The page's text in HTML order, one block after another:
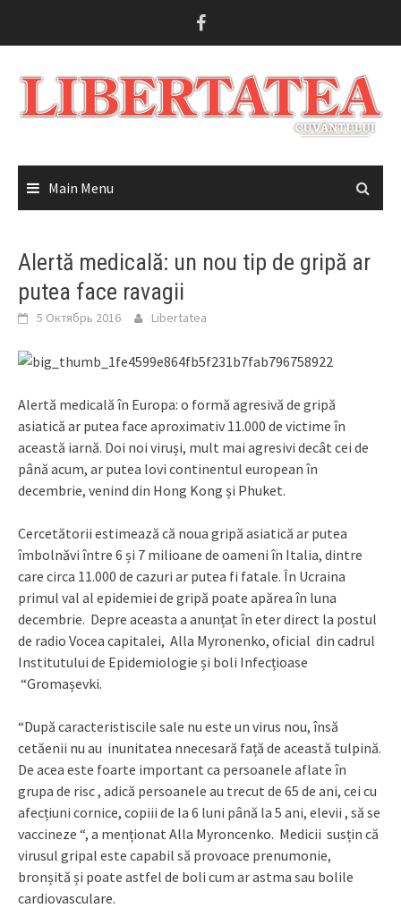
Main Menu
Alertă medicală: un nou tip de gripă ar
putea face ravagii
5 Октябрь 2016 Libertatea
Alertă medicală în Europa: o formă agresivă de gripă
asiatică ar putea face aproximativ 11.000 de victime în
această iarnă. Doi noi viruși, mult mai agresivi decât cei de
până acum, ar putea lovi continentul european în
decembrie, venind din Hong Kong și Phuket.
Cercetătorii estimează că noua gripă asiatică ar putea
îmbolnăvi între 6 și 7 milioane de oameni în Italia, dintre
care circa 11.000 de cazuri ar putea fi fatale. În Ucraina
primul val al epidemiei de gripă poate apărea în luna
decembrie. Depre aceasta a anunțat în eter direct la postul
de radio Vocea capitalei, Alla Myronenko, oficial din cadrul
Institutului de Epidemiologie și boli Infecțioase
“Gromașevki.
“După caracteristiscile sale nu este un virus nou, însă
cetăenii nu au inunitatea nnecesară față de această tulpină.
De acea este foarte important ca persoanele aflate în
grupa de risc , adică persoanele au trecut de 65 de ani, cei cu
afecțiuni cornice, copiii de la 6 luni până la 5 ani, elevii , să se
vaccineze “, a menționat Alla Myroncenko. Medicii susțin că
virusul gripal este capabil să provoace prenumonie,
bronșită și poate astfel de boli cum ar astma sau bolile
cardiovasculare.